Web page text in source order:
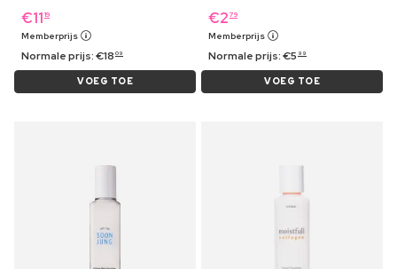
€11 19
Memberprijs
Normale prijs:€18 09
VOEG TOE
€2 79
Memberprijs
Normale prijs:€5 99
VOEG TOE